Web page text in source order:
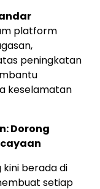
platform
peningkatan
keselamatan
Dorong
berada di
setiap